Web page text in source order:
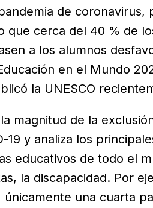
de coronavirus,
que cerca del 40 % de
a los alumnos
en el Mundo
la UNESCO
magnitud de la
19 y analiza los
educativos de todo el
la discapacidad. Por
una cuarta